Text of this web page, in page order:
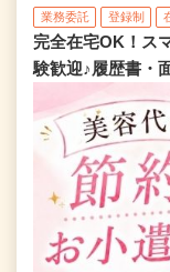
業務委託 登録制
完全在宅OK！ス
験歓迎♪履歴書・